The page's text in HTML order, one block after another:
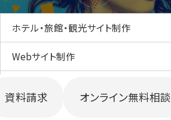
ホテル・旅館・観光サイト制作
Webサイト制作
資料請求 オンライン無料相談